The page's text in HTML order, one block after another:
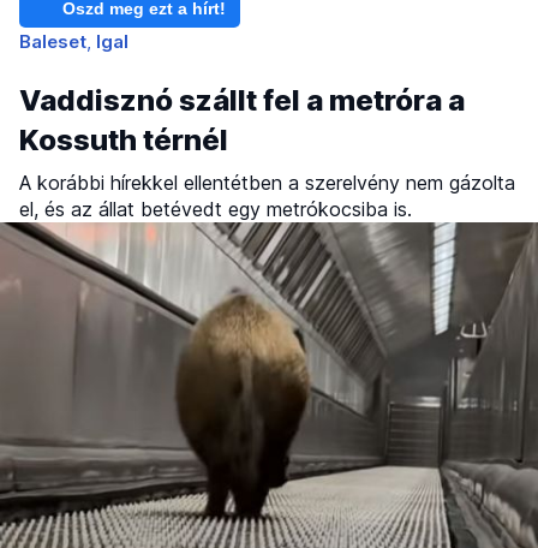
Oszd meg ezt a hírt!
Baleset Igal
Vaddisznó szállt fel a metróra a
Kossuth térnél
A korábbi hírekkel ellentétben a szerelvény nem gázolta
el, és az állat betévedt egy metrókocsiba is.